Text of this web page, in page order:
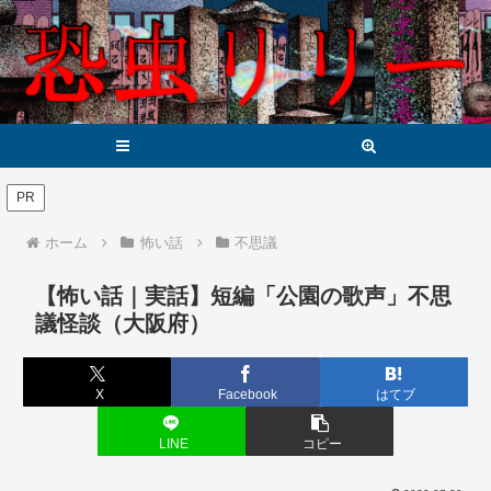
PR
ホーム 怖い話 不思議
【怖い話｜実話】短編「公園の歌声」不思
議怪談（大阪府）
X Facebook はてブ
LINE コピー